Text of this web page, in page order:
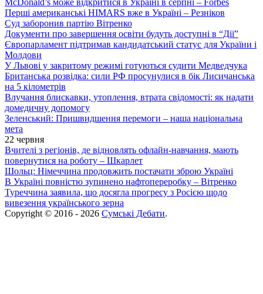
McDonald’s може відкритися в Україні в серпні – Forbes
Перші американські HIMARS вже в Україні – Резніков
Суд заборонив партію Вітренко
Документи про завершення освіти будуть доступні в “Дії”
Європарламент підтримав кандидатський статус для України і
Молдови
У Львові у закритому режимі готуються судити Медведчука
Британська розвідка: сили РФ просунулися в бік Лисичанська
на 5 кілометрів
Влучання блискавки, утоплення, втрата свідомості: як надати
домедичну допомогу
Зеленський: Пришвидшення перемоги – наша національна
мета
22 червня
Вчителі з регіонів, де відновлять офлайн-навчання, мають
повернутися на роботу – Шкарлет
Шольц: Німеччина продовжить постачати зброю Україні
В Україні повністю зупинено нафтопереробку – Вітренко
Туреччина заявила, що досягла прогресу з Росією щодо
вивезення українського зерна
Copyright © 2016 - 2026 Сумські Дебати.